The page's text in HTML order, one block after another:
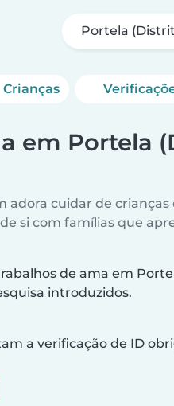
Portela
Crianças
em Portela
cuidar de crianças
si com famílias que
de ama em
introduzidos.
a verificação de ID